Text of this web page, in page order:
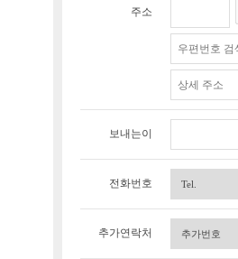
주소
보내는이
전화번호
추가연락처